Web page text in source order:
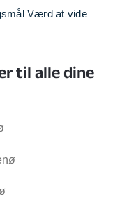
Værd at vide
til alle dine